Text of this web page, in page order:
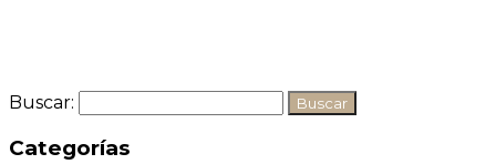
Buscar:
Categorías